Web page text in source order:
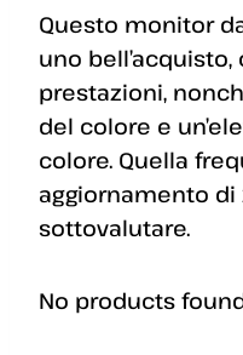
Questo monitor
uno
prestazioni,
del colore e
colore. Quella
aggiornamento di
sottovalutare.
No products